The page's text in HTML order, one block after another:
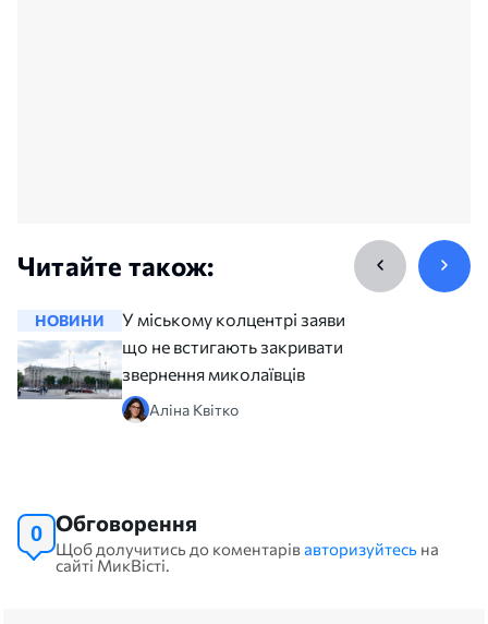
Читайте також:
НОВИНИ
У міському колцентрі заявили,
що не встигають закривати всі
звернення миколаївців
Аліна Квітко
0 Обговорення
Щоб долучитись до коментарівавторизуйтесь на
сайті МикВісті.